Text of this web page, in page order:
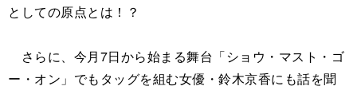
としての原点とは！？
さらに、今月7日から始まる舞台「ショウ・マスト・ゴ
ー・オン」でもタッグを組む女優・鈴木京香にも話を聞